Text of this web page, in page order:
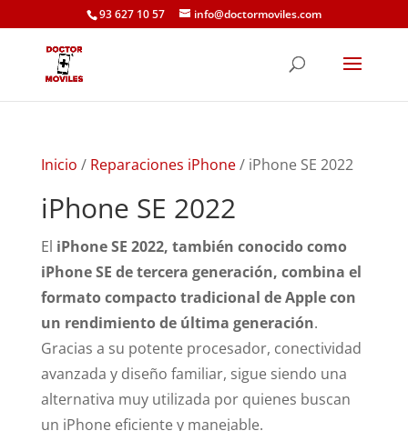
93 627 10 57 info@doctormoviles.com
Inicio / Reparaciones iPhone/ iPhone SE 2022
iPhone SE 2022
El iPhone SE 2022, también conocido como
iPhone SE de tercera generación, combina el
formato compacto tradicional de Apple con
un rendimiento de última generación.
Gracias a su potente procesador, conectividad
avanzada y diseño familiar, sigue siendo una
alternativa muy utilizada por quienes buscan
un iPhone eficiente y manejable.